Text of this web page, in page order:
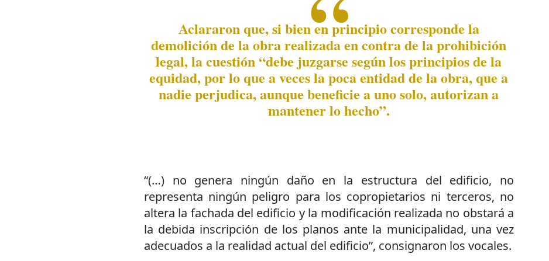
Aclararon que, si bien en principio corresponde la
demolición de la obra realizada en contra de la prohibición
legal, la cuestión “debe juzgarse según los principios de la
equidad, por lo que a veces la poca entidad de la obra, que a
nadie perjudica, aunque beneficie a uno solo, autorizan a
mantener lo hecho”.
“(…) no genera ningún daño en la estructura del edificio, no
representa ningún peligro para los copropietarios ni terceros, no
altera la fachada del edificio y la modificación realizada no obstará a
la debida inscripción de los planos ante la municipalidad, una vez
adecuados a la realidad actual del edificio”, consignaron los vocales.